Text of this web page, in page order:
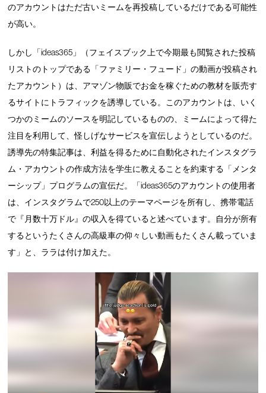
のアカウントはただ古いミームを再投稿しているだけである可能性
が高い。
しかし「ideas365」（フェイスブック上で今期最も閲覧された投稿
リストのトップである「ファミリー・フュード」の動画が投稿され
たアカウント）は、アマゾン物販でお金を稼ぐための教材を販売す
るサイトにトラフィックを誘導している。このアカウントは、いく
つかのミームのソースを明記しているものの、ミームによって得た
注目を利用して、怪しげなサービスを宣伝しようとしているのだ。
誘導先の特集記事は、利益を得るために自動化されたインスタグラ
ム・アカウントの作成方法を学生に教えることを約束する「メンタ
ーシップ」プログラムの宣伝だ。「ideas365のアカウントの使用者
は、インスタグラムで250以上のテーマページを所有し、携帯電話
で『月数十万ドル』の収入を得ていると述べています。自分が所有
するというたくさんの高級車の仰々しい動画もたくさん載っていま
す」と、ララは付け加えた。